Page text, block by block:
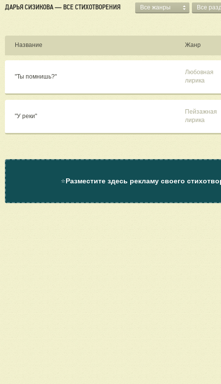
ДАРЬЯ СИЗИКОВА — ВСЕ СТИХОТВОРЕНИЯ Все жанры Все
Название Жанр
"Ты помнишь?"
Любовная
лирика
"У реки"
Пейзажная
лирика
⭐Разместите здесь рекламу своего